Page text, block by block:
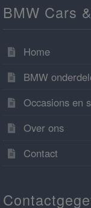
BMW Cars
Home
BMW
Occasions en
Over ons
Contact